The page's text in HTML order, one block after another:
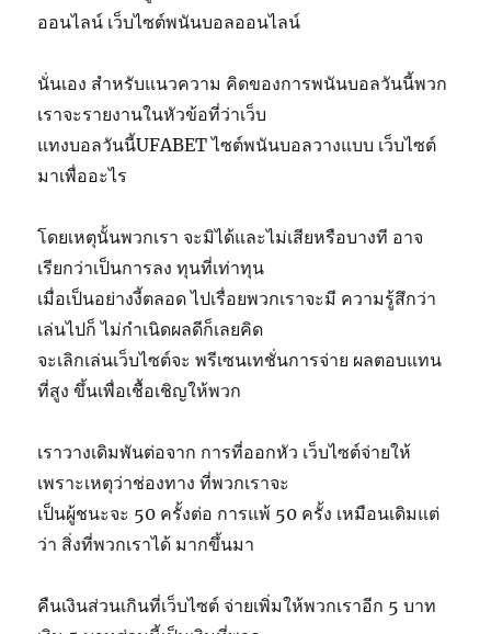
ออนไลน์ เว็บไซต์พนันบอลออนไลน์
นั่นเอง สำหรับแนวความ คิดของการพนันบอลวันนี้พวก
เราจะรายงานในหัวข้อที่ว่าเว็บ
แทงบอลวันนี้UFABET ไซต์พนันบอลวางแบบ เว็บไซต์
มาเพื่ออะไร
โดยเหตุนั้นพวกเรา จะมิได้และไม่เสียหรือบางที อาจ
เรียกว่าเป็นการลง ทุนที่เท่าทุน
เมื่อเป็นอย่างงี้ตลอด ไปเรื่อยพวกเราจะมี ความรู้สึกว่า
เล่นไปก็ ไม่กำเนิดผลดีก็เลยคิด
จะเลิกเล่นเว็บไซต์จะ พรีเซนเทชั่นการจ่าย ผลตอบแทน
ที่สูง ขึ้นเพื่อเชื้อเชิญให้พวก
เราวางเดิมพันต่อจาก การที่ออกหัว เว็บไซต์จ่ายให้
เพราะเหตุว่าช่องทาง ที่พวกเราจะ
เป็นผู้ชนะจะ 50 ครั้งต่อ การแพ้ 50 ครั้ง เหมือนเดิมแต่
ว่า สิ่งที่พวกเราได้ มากขึ้นมา
คืนเงินส่วนเกินที่เว็บไซต์ จ่ายเพิ่มให้พวกเราอีก 5 บาท